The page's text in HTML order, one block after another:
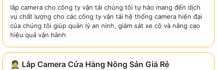
lắp camera cho công ty vận tải chúng tôi tự hào mang đến dịch
vụ chất lượng cho các công ty vận tải hệ thống camera hiện đại
của chúng tôi giúp quản lý an ninh, giám sát xe cộ và nâng cao
hiệu quả vận hành
🤵 Lắp Camera Cửa Hàng Nông Sản Giá Rẻ